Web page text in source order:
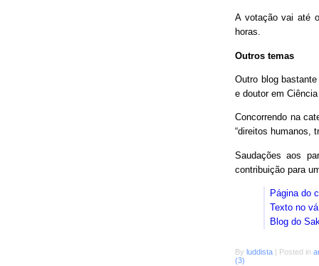
A votação vai até
horas.
Outros temas
Outro blog
e doutor em
Concorrendo na
“direitos humanos,
Saudações aos
contribuição para
Página do
Texto no
Blog do
By luddista Posted in
(3)